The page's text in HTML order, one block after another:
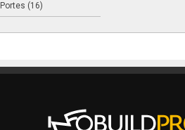
Portes (16)